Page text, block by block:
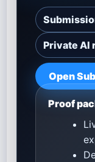
Private AI
Open
Proof